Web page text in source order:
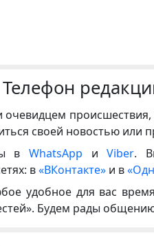
Телефон
очевидцем
своей новостью
в WhatsApp иViber.
в«ВКонтакте» и в
удобное для вас
Будем рады